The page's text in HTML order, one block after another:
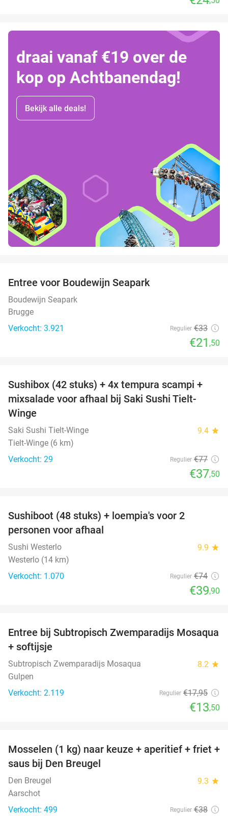
draai vanaf €19 over de
kop op Achtbanendag!
Bekijk alle deals!
Entree voor Boudewijn Seapark
Boudewijn Seapark
Brugge
Verkocht: 3.921
Regulier €33
€21 ,50
51%
Sushibox (42 stuks) + 4x tempura scampi +
mixsalade voor afhaal bij Saki Sushi Tielt-
Winge
Saki Sushi Tielt-Winge 9.4 star
Tielt-Winge (6 km)
Verkocht: 29
Regulier €77
€37,50
Sushiboot (48 stuks) + loempia's voor 2
personen voor afhaal
Sushi Westerlo 9.9 star
Westerlo (14 km)
Verkocht: 1.070
Regulier €74
€39,90
25%
Entree bij Subtropisch Zwemparadijs Mosaqua
+ softijsje
Subtropisch Zwemparadijs Mosaqua 8.2 star
Gulpen
Verkocht: 2.119
Regulier €17,95
€13,50
34%
Mosselen (1 kg) naar keuze + aperitief + friet +
saus bij Den Breugel
Den Breugel 9.3 star
Aarschot
Verkocht: 499
Regulier €38